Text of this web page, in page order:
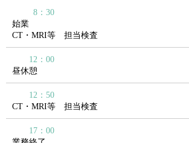
8：30
始業
CT・MRI等 担当検査
12：00
昼休憩
12：50
CT・MRI等 担当検査
17：00